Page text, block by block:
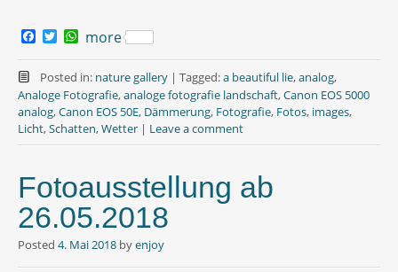
c
e
b
o
o
k
T
i
t
t
e
r
W
a
t
s
A
p
p
more
Posted in: nature gallery | Tagged:a beautiful lie,analog,
Analoge Fotografie,analoge fotografie landschaft,Canon EOS 5000
analog,Canon EOS 50E, Dämmerung, Fotografie, Fotos, images,
Licht,Schatten,Wetter | Leave a comment
Fotoausstellung ab
26.05.2018
Posted 4. Mai 2018 byenjoy